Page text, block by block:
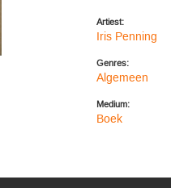
Artiest:
Iris Penning
Genres:
Algemeen
Medium:
Boek